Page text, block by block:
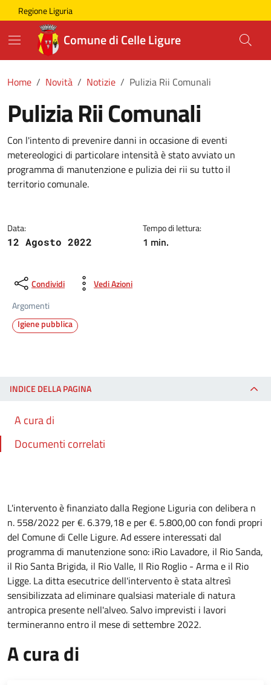
Skip to main content
Comune di Celle Ligure
Regione Liguria
Comune di Celle Ligure
Home Novità Notizie Pulizia Rii Comunali
Pulizia Rii Comunali
Con l'intento di prevenire danni in occasione di eventi
metereologici di particolare intensità è stato avviato un
programma di manutenzione e pulizia dei rii su tutto il
territorio comunale.
Data:
12 Agosto 2022
Tempo di lettura:
1 min.
Condividi
Vedi Azioni
Argomenti
Igiene pubblica
INDICE DELLA PAGINA
A cura di
Documenti correlati
L'intervento è finanziato dalla Regione Liguria con delibera n
n. 558/2022 per €. 6.379,18 e per €. 5.800,00 con fondi propri
del Comune di Celle Ligure. Ad essere interessati dal
programma di manutenzione sono: iRio Lavadore, il Rio Sanda,
il Rio Santa Brigida, il Rio Valle, Il Rio Roglio - Arma e il Rio
Ligge. La ditta esecutrice dell'intervento è stata altresì
sensibilizzata ad eliminare qualsiasi materiale di natura
antropica presente nell'alveo. Salvo imprevisti i lavori
termineranno entro il mese di settembre 2022.
A cura di